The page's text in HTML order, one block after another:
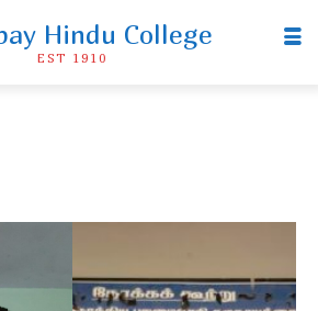
Hindu College
EST 1910